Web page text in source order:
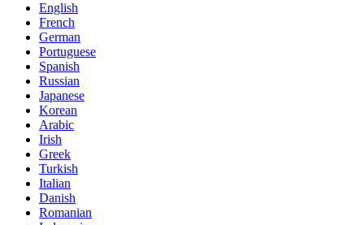
English
French
German
Portuguese
Spanish
Russian
Japanese
Korean
Arabic
Irish
Greek
Turkish
Italian
Danish
Romanian